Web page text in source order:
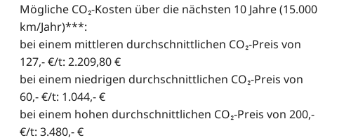
Mögliche CO₂-Kosten über die nächsten 10 Jahre (15.000
km/Jahr)***:
bei einem mittleren durchschnittlichen CO₂-Preis von
127,- €/t: 2.209,80 €
bei einem niedrigen durchschnittlichen CO₂-Preis von
60,- €/t: 1.044,- €
bei einem hohen durchschnittlichen CO₂-Preis von 200,-
€/t: 3.480,- €